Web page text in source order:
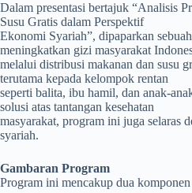
Dalam presentasi bertajuk “Analisis
Susu Gratis dalam Perspektif
Ekonomi Syariah”, dipaparkan
meningkatkan gizi masyarakat
melalui distribusi makanan dan susu
terutama kepada kelompok rentan
seperti balita, ibu hamil, dan anak-
solusi atas tantangan kesehatan
masyarakat, program ini juga selaras
syariah.
Gambaran Program
Program ini mencakup dua komponen